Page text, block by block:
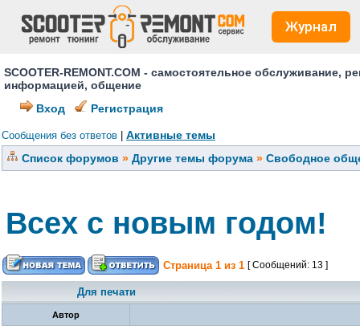
Журнал
SCOOTER-REMONT.COM - самостоятельное
информацией, общение
Вход
Регистрация
Сообщения без ответов
Активные темы
Список форумов » Другие темы форума » Свободное
Всех с новым годом!
Страница 1 из 1 [ Сообщений: 13 ]
Для печати
Автор